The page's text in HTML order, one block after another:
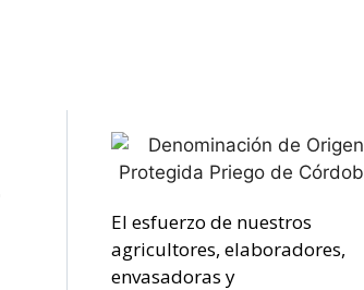
El esfuerzo de nuestros
agricultores, elaboradores,
envasadoras y